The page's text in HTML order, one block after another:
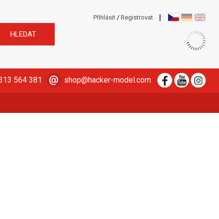
Přihlásit / Registrovat |
564 381 shop@hacker-model.com